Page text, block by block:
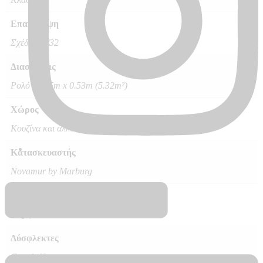
Επανάληψη
Σχέδιο 64/32
Διαστάσεις
Ρολό 10.05m x 0.53m (5.32m²)
Χώρος
Κουζίνα και άλλοι χώροι, Κρεβατοκάμαρα, Σαλόνι
Κατασκευαστής
Novamur by Marburg
Δύσφλεκτες
C – s1 d0